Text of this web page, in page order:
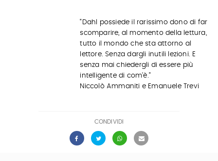
"Dahl possiede il rarissimo dono di far
scomparire, al momento della lettura,
tutto il mondo che sta attorno al
lettore. Senza dargli inutili lezioni. E
senza mai chiedergli di essere più
intelligente di com'è."
Niccolò Ammaniti e Emanuele Trevi
CONDIVIDI